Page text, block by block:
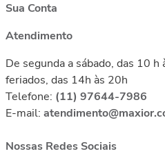
Sua Conta
Atendimento
De segunda a sábado, das 10
feriados, das 14h às 20h
Telefone: (11) 97644-7986
E-mail:
Nossas Redes Sociais